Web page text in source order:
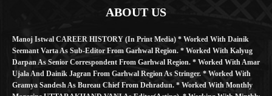
ABOUT US
Manoj Istwal CAREER HISTORY (in Print Media) * Worked With Dainik
Seemant Varta As Sub-Editor From Garhwal Region. * Worked With Kalyug
Darpan As Senior Correspondent From Garhwal Region. * Worked With Amar
Ujala And Dainik Jagran From Garhwal Region As Stringer. * Worked With
Gramya Sandesh As Bureau Chief From Dehradun. * Worked With Monthly